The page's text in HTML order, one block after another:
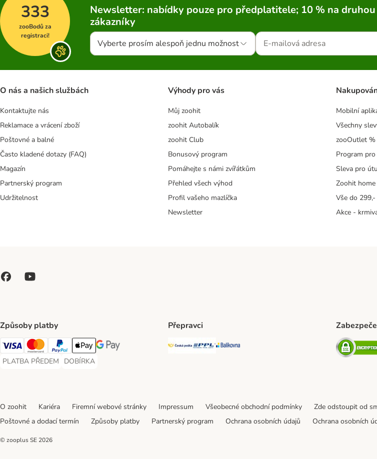
333
zooBodů za
registraci!
Newsletter: nabídky pouze pro předplatitele; 10 % na
zákazníky
Vyberte prosím alespoň jednu možnost
O nás a našich službách
Kontaktujte nás
Reklamace a vrácení zboží
Poštovné a balné
Často kladené dotazy (FAQ)
Magazín
Partnerský program
Udržitelnost
Výhody pro vás
Můj zoohit
zoohit Autobalík
zoohit Club
Bonusový program
Pomáhejte s námi zvířátkům
Přehled všech výhod
Profil vašeho mazlíčka
Newsletter
Mobilní
Všechny
zooOutlet %
Program
Sleva pro
Zoohit home
Vše do 299,-
Akce -
Způsoby platby
Visa Payment Method
Mastercard Payment Method
PayPal Payment Method
Apple pay Payment Method
GooglePay Payment Method
PLATBA PŘEDEM
PLATBA PŘEDEM Payment Method
DOBÍRKA
DOBÍRKA Payment Method
Přepravci
Česká pošta Shipping Method
PPL Shipping Method
Balíkovna Shipping Method
O zoohit Kariéra Firemní webové stránky Impressum Všeobecné obchodní podmínky Zde odstoupit od
Poštovné a dodací termín
Způsoby platby Partnerský program Ochrana osobních údajů Ochrana osobních
© zooplus SE 2026